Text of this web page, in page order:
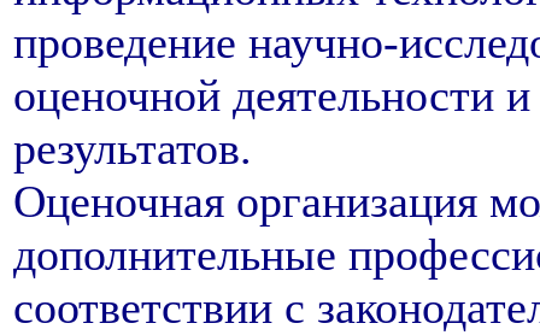
проведение научно-
оценочной деятельности
результатов.
Оценочная организация
дополнительные
соответствии с